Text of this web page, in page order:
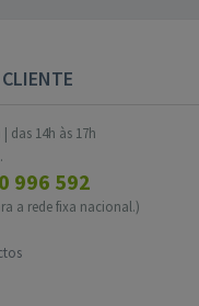
das 14h às 17h
996 592
a rede fixa nacional.)